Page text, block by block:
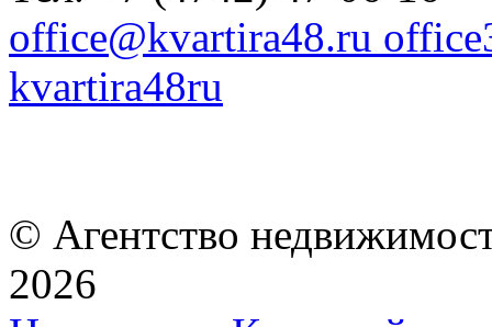
office@kvartira48.ru
kvartira48ru
© Агентство
2026